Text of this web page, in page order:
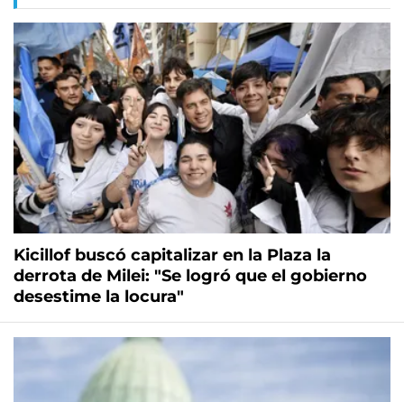
Kicillof buscó capitalizar en la Plaza la
derrota de Milei: "Se logró que el gobierno
desestime la locura"